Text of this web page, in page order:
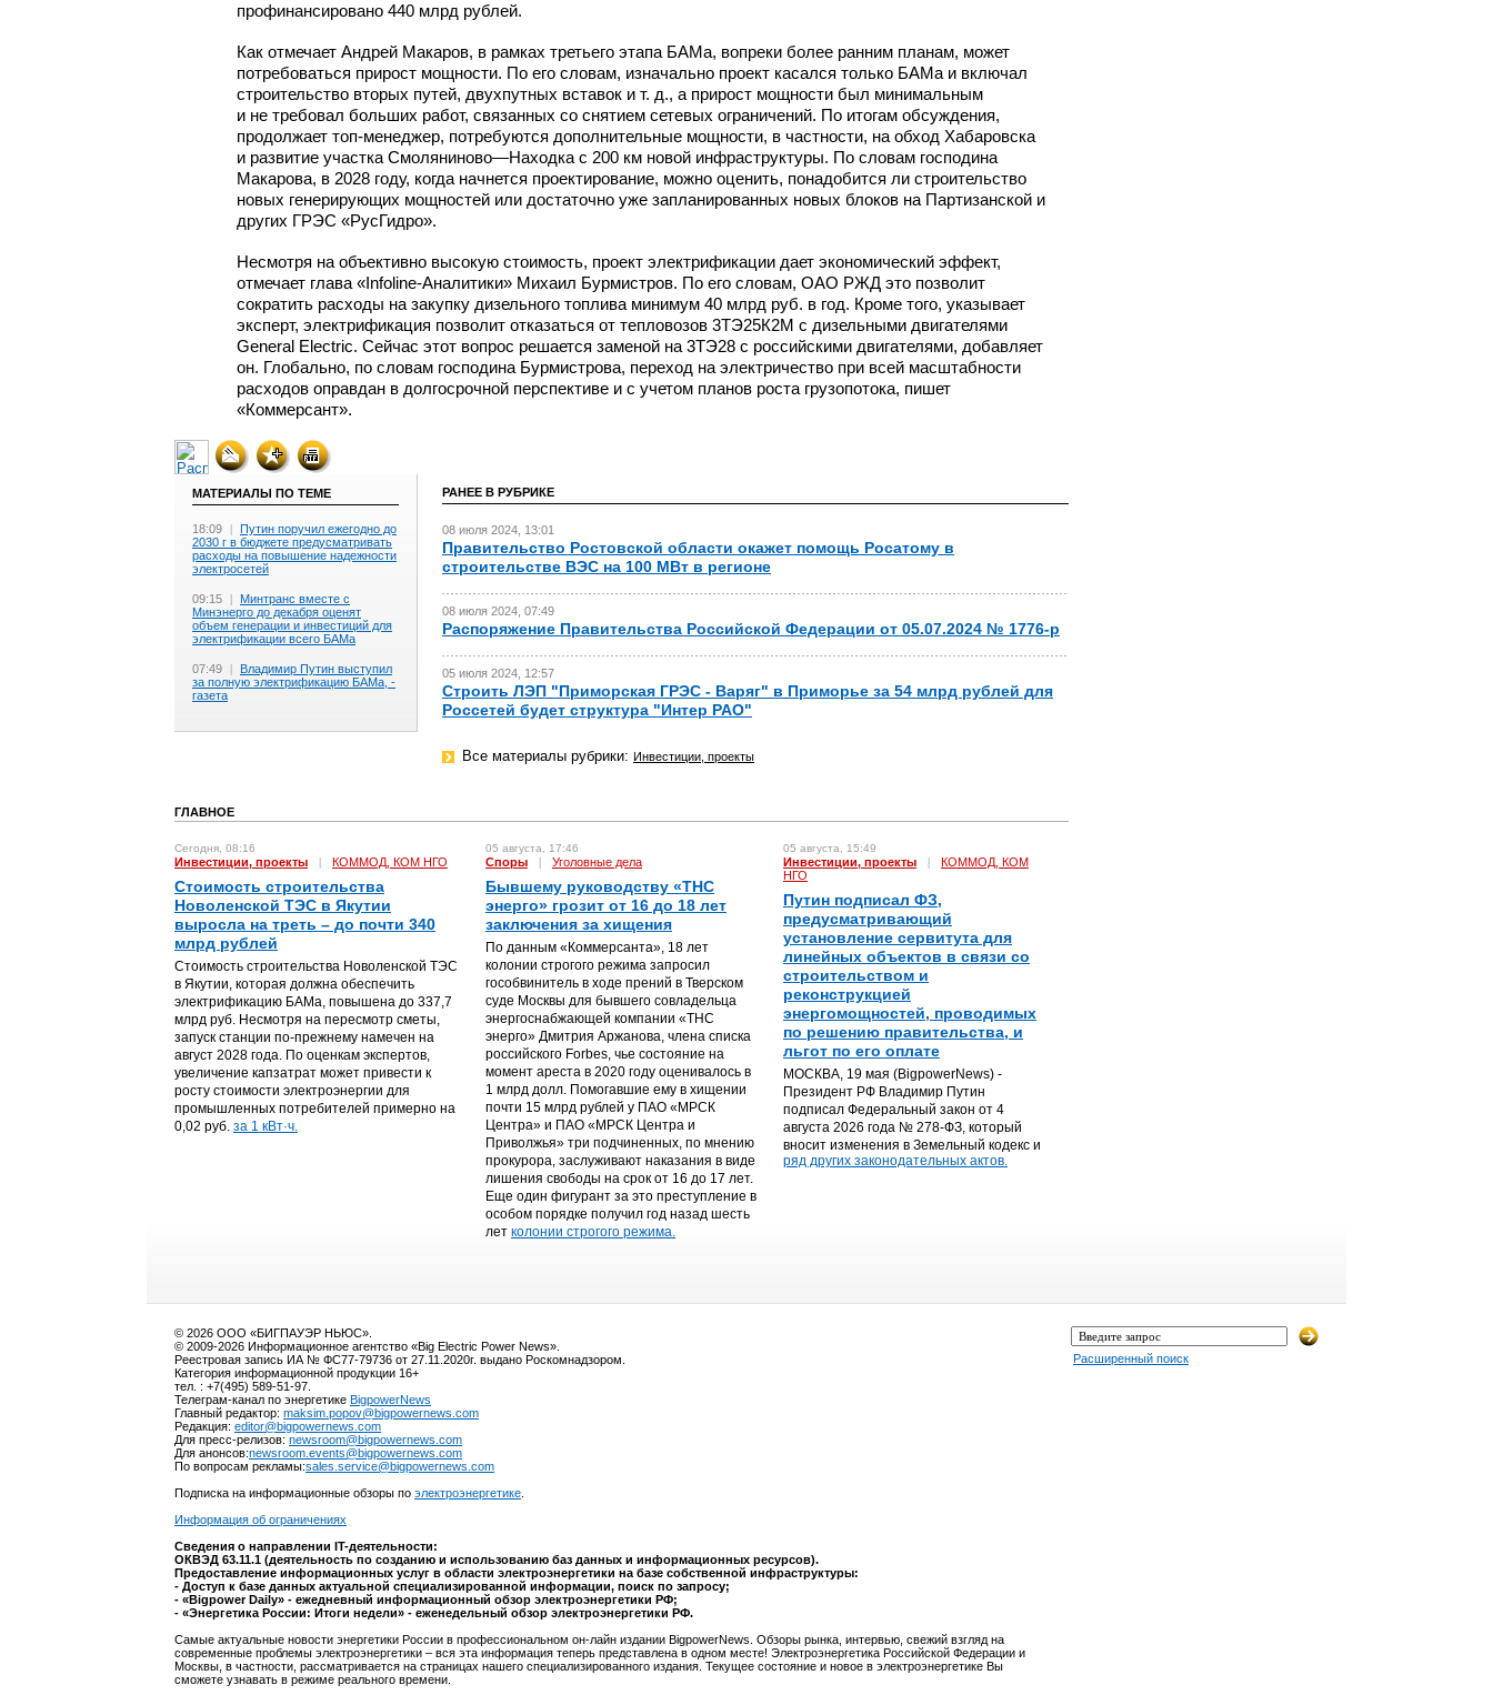
профинансировано 440 млрд рублей.
Как отмечает Андрей Макаров, в рамках третьего этапа БАМа, вопреки более ранним планам, может
потребоваться прирост мощности. По его словам, изначально проект касался только БАМа и включал
строительство вторых путей, двухпутных вставок и т. д., а прирост мощности был минимальным
и не требовал больших работ, связанных со снятием сетевых ограничений. По итогам обсуждения,
продолжает топ-менеджер, потребуются дополнительные мощности, в частности, на обход Хабаровска
и развитие участка Смоляниново—Находка с 200 км новой инфраструктуры. По словам господина
Макарова, в 2028 году, когда начнется проектирование, можно оценить, понадобится ли строительство
новых генерирующих мощностей или достаточно уже запланированных новых блоков на Партизанской и
других ГРЭС «РусГидро».
Несмотря на объективно высокую стоимость, проект электрификации дает экономический эффект,
отмечает глава «Infoline-Аналитики» Михаил Бурмистров. По его словам, ОАО РЖД это позволит
сократить расходы на закупку дизельного топлива минимум 40 млрд руб. в год. Кроме того, указывает
эксперт, электрификация позволит отказаться от тепловозов 3ТЭ25К2М с дизельными двигателями
General Electric. Сейчас этот вопрос решается заменой на 3ТЭ28 с российскими двигателями, добавляет
он. Глобально, по словам господина Бурмистрова, переход на электричество при всей масштабности
расходов оправдан в долгосрочной перспективе и с учетом планов роста грузопотока, пишет
«Коммерсант».
МАТЕРИАЛЫ ПО ТЕМЕ
18:09 | Путин поручил ежегодно до
2030 г в бюджете предусматривать
расходы на повышение надежности
электросетей
09:15 | Минтранс вместе с
Минэнерго до декабря оценят
объем генерации и инвестиций для
электрификации всего БАМа
07:49 | Владимир Путин выступил
за полную электрификацию БАМа, -
газета
РАНЕЕ В РУБРИКЕ
08 июля 2024, 13:01
Правительство Ростовской области окажет помощь Росатому в
строительстве ВЭС на 100 МВт в регионе
08 июля 2024, 07:49
Распоряжение Правительства Российской Федерации от 05.07.2024 № 1776-р
05 июля 2024, 12:57
Строить ЛЭП "Приморская ГРЭС - Варяг" в Приморье за 54 млрд рублей для
Россетей будет структура "Интер РАО"
Все материалы рубрики: Инвестиции, проекты
ГЛАВНОЕ
Сегодня, 08:16
Инвестиции, проекты | КОММОД, КОМ НГО
Стоимость строительства
Новоленской ТЭС в Якутии
выросла на треть – до почти 340
млрд рублей
Стоимость строительства Новоленской ТЭС
в Якутии, которая должна обеспечить
электрификацию БАМа, повышена до 337,7
млрд руб. Несмотря на пересмотр сметы,
запуск станции по-прежнему намечен на
август 2028 года. По оценкам экспертов,
увеличение капзатрат может привести к
росту стоимости электроэнергии для
промышленных потребителей примерно на
0,02 руб. за 1 кВт·ч.
05 августа, 17:46
Споры | Уголовные дела
Бывшему руководству «ТНС
энерго» грозит от 16 до 18 лет
заключения за хищения
По данным «Коммерсанта», 18 лет
колонии строгого режима запросил
гособвинитель в ходе прений в Тверском
суде Москвы для бывшего совладельца
энергоснабжающей компании «ТНС
энерго» Дмитрия Аржанова, члена списка
российского Forbes, чье состояние на
момент ареста в 2020 году оценивалось в
1 млрд долл. Помогавшие ему в хищении
почти 15 млрд рублей у ПАО «МРСК
Центра» и ПАО «МРСК Центра и
Приволжья» три подчиненных, по мнению
прокурора, заслуживают наказания в виде
лишения свободы на срок от 16 до 17 лет.
Еще один фигурант за это преступление в
особом порядке получил год назад шесть
лет колонии строгого режима.
05 августа, 15:49
Инвестиции, проекты |
КОММОД, КОМ
НГО
Путин подписал ФЗ,
предусматривающий
установление сервитута для
линейных объектов в связи со
строительством и
реконструкцией
энергомощностей, проводимых
по решению правительства, и
льгот по его оплате
МОСКВА, 19 мая (BigpowerNews) -
Президент РФ Владимир Путин
подписал Федеральный закон от 4
августа 2026 года № 278-ФЗ, который
вносит изменения в Земельный кодекс и
ряд других законодательных актов.
© 2026 ООО «БИГПАУЭР НЬЮС».
© 2009-2026 Информационное агентство «Big Electric Power News».
Реестровая запись ИА № ФС77-79736 от 27.11.2020г. выдано Роскомнадзором.
Категория информационной продукции 16+
тел. : +7(495) 589-51-97.
Телеграм-канал по энергетике BigpowerNews
Главный редактор: maksim.popov@bigpowernews.com
Редакция: editor@bigpowernews.com
Для пресс-релизов: newsroom@bigpowernews.com
Для анонсов:newsroom.events@bigpowernews.com
По вопросам рекламы:sales.service@bigpowernews.com
Подписка на информационные обзоры по электроэнергетике
Информация об ограничениях
Сведения о направлении IT-деятельности:
ОКВЭД 63.11.1 (деятельность по созданию и использованию баз данных и информационных ресурсов).
Предоставление информационных услуг в области электроэнергетики на базе собственной инфраструктуры:
- Доступ к базе данных актуальной специализированной информации, поиск по запросу;
- «Bigpower Daily» - ежедневный информационный обзор электроэнергетики РФ;
- «Энергетика России: Итоги недели» - еженедельный обзор электроэнергетики РФ.
Самые актуальные новости энергетики России в профессиональном он-лайн издании BigpowerNews. Обзоры рынка, интервью, свежий взгляд на
современные проблемы электроэнергетики – вся эта информация теперь представлена в одном месте! Электроэнергетика Российской Федерации и
Москвы, в частности, рассматривается на страницах нашего специализированного издания. Текущее состояние и новое в электроэнергетике Вы
сможете узнавать в режиме реального времени.
Расширенный поиск